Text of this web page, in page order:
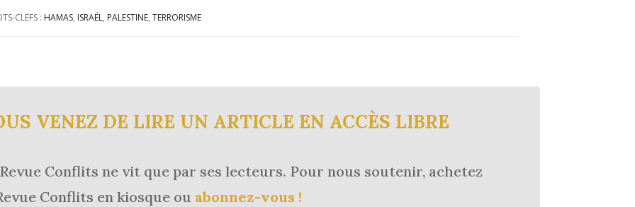
CLEFS : HAMAS, ISRAËL, PALESTINE,TERRORISME
VENEZ DE LIRE UN ARTICLE EN ACCÈS LIBRE
Conflits ne vit que par ses lecteurs. Pour nous soutenir, achetez
Conflits en kiosque ou abonnez-vous !